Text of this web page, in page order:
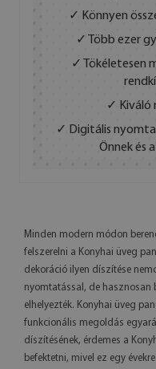
✓ Könnyen
✓ Több ezer
✓ Tökéletesen
✓ Kiváló
✓ Digitális
Önnek és
Minden modern módon
felszerelni a Konyhai üveg
dekoráció ilyen díszítése
nyomtatással, de hasznosan
elhelyezték. Konyhai üveg
funkcionális megoldás
díszítésének, érdemes a
befektetni, mivel ez egy